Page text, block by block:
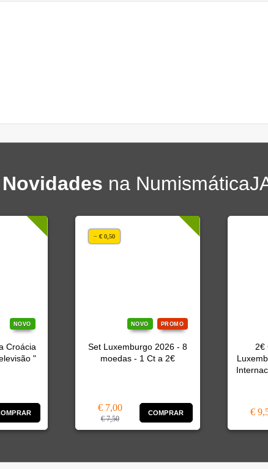
Novidades na
NOVO
Croácia
"
NOVO PROMO
Set Luxemburgo 2026 - 8
moedas - 1 Ct a 2€
€ 7,00
€ 7,50
COMPRAR
− € 0,50
2€
€